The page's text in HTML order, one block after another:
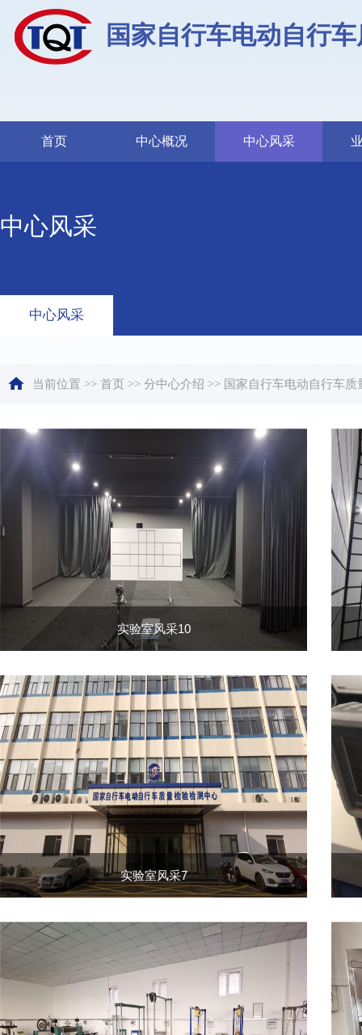
国家自行车电动自行
首页 中心概况 中心风采
中心风采
中心风采
当前位置 >> 首页 >> 分中心介绍 >> 国家自行车电动自行车质
实验室风采10
实验室风采7